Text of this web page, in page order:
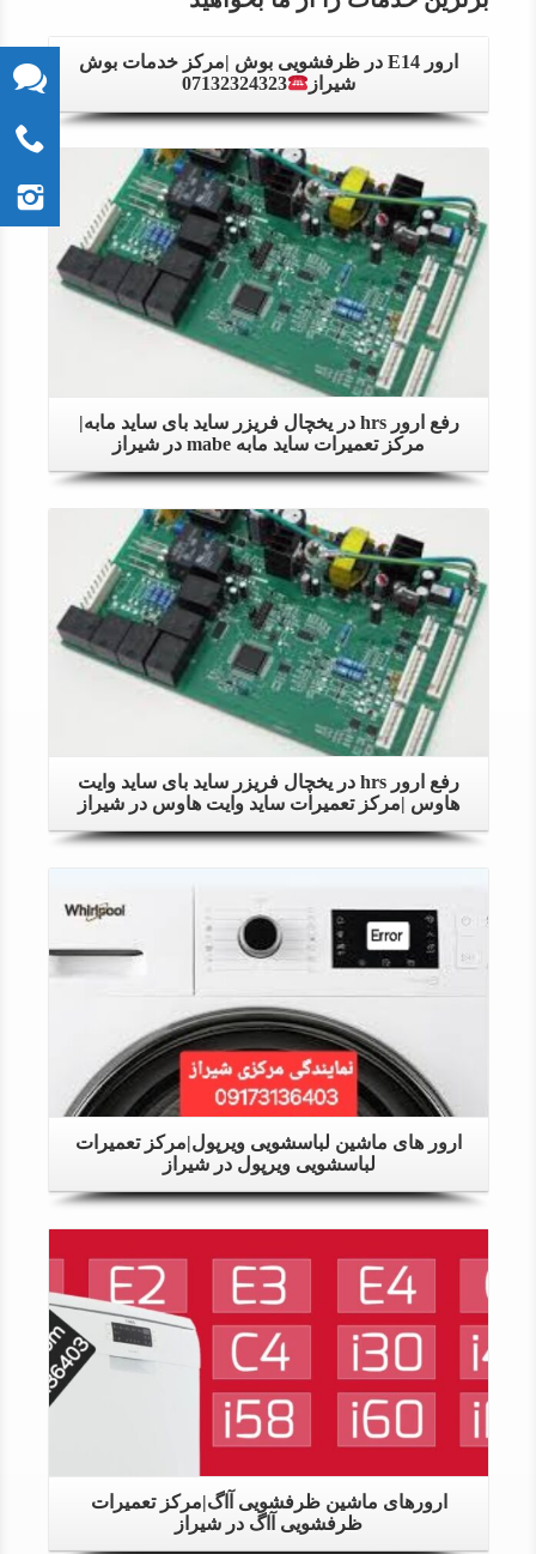
ارور E14 در ظرفشویی بوش |مرکز خدمات بوش
شیراز
07132324323
Details
رفع ارور hrs در یخچال فریزر ساید بای ساید مابه|
مرکز تعمیرات ساید مابه mabe در شیراز
Details
رفع ارور hrs در یخچال فریزر ساید بای ساید وایت
هاوس |مرکز تعمیرات ساید وایت هاوس در شیراز
ارور های ماشین لباسشویی ویرپول|مرکز تعمیرات
لباسشویی ویرپول در شیراز
ارورهای ماشین ظرفشویی آاگ|مرکز تعمیرات
ظرفشویی آاگ در شیراز